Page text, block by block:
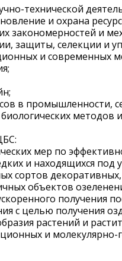
технической
и охрана
закономерностей и
защиты, селекции и
и современных
в промышленности,
методов
мер по
и находящихся под
сортов
объектов
получения
с целью получения
растений и
и молекулярно-